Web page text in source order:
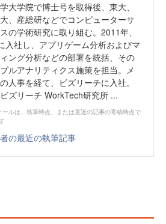
大学院で博士号を取得後、東大、
、産総研などでコンピューターサ
の学術研究に取り組む。2011年、
入社し、アプリゲーム分析およびマ
ング分析などの部署を統括、その
ルアナリティクス施策を担当。メ
人事を経て、ビズリーチに入社。
ズリーチ WorkTech研究所 ...
ールは、執筆時点、または直近の記事の寄稿時点で
の最近の執筆記事